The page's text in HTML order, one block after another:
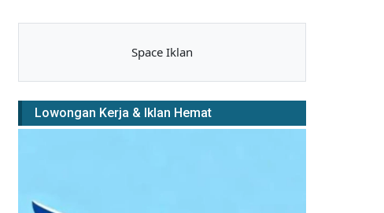
Space Iklan
Lowongan Kerja & Iklan Hemat